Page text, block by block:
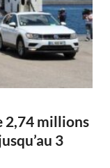
2,74 millions
3